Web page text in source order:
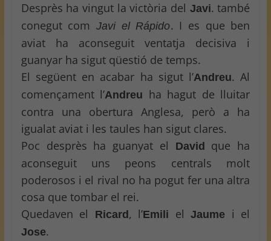
Desprès ha vingut la victòria del Javi. també
conegut comJavi el Rápido. I es que ben
aviat ha aconseguit ventatja decisiva i
guanyar ha sigut qüestió de temps.
El següent en acabar ha sigut l’Andreu. Al
començament l’Andreu ha hagut de lluitar
contra una obertura Anglesa, però a ha
igualat aviat i les taules han sigut clares.
Poc desprès ha guanyat el
David que ha
aconseguit uns peons centrals molt
poderosos i el rival no ha pogut fer una altra
cosa que tombar el rei.
Quedaven el
Ricard , l’Emili elJaume i el
Jose.